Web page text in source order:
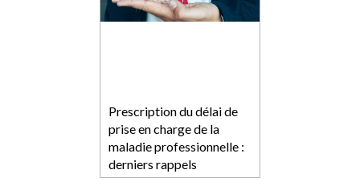
Prescription du délai de
prise en charge de la
maladie professionnelle :
derniers rappels